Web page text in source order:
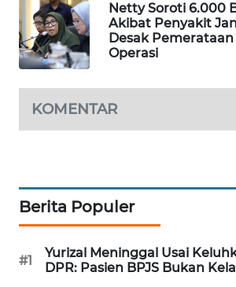
Netty Soroti 6.000
Akibat Penyakit
Desak
Operasi
KOMENTAR
Berita Populer
#1
Yurizal Meninggal Usai
DPR: Pasien BPJS Bukan
WAHANA
OTOMOTIF
WAHANA
HEALTH